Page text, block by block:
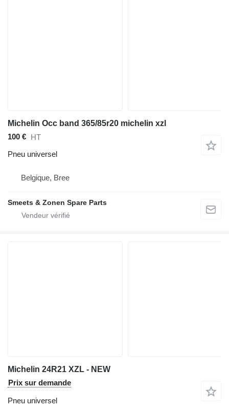
Michelin Occ band 365/85r20 michelin xzl
100 € HT
Pneu universel
Belgique, Bree
Smeets & Zonen Spare Parts
Michelin 24R21 XZL - NEW
Prix sur demande
Pneu universel